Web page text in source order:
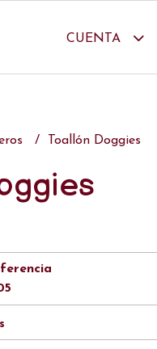
CUENTA
Toallón Doggies